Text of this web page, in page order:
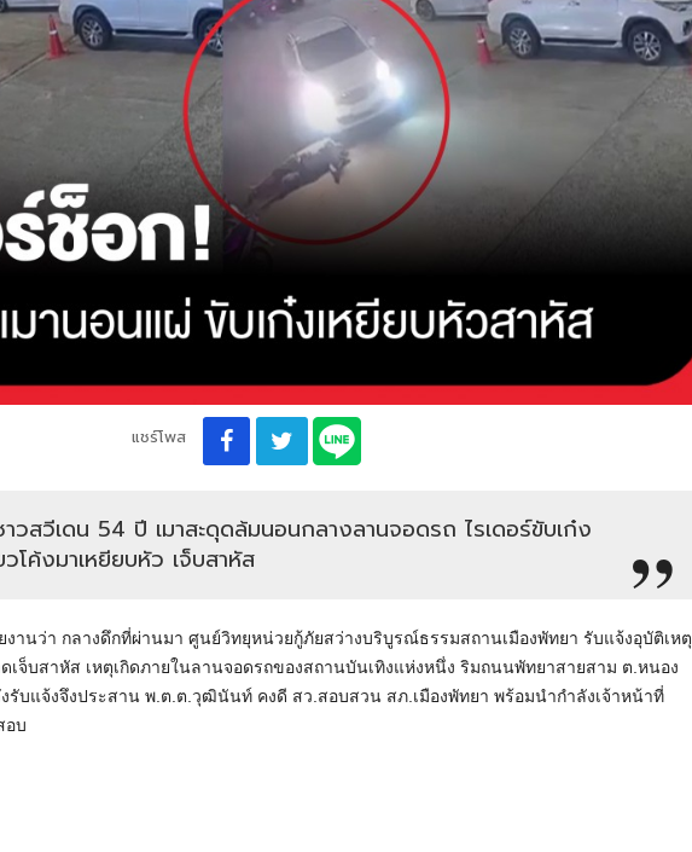
แชร์โพส
วสวีเดน 54 ปี เมาสะดุดล้มนอนกลางลานจอดรถ ไรเดอร์ขับเก๋ง
วโค้งมาเหยียบหัว เจ็บสาหัส
านว่า กลางดึกที่ผ่านมา ศูนย์วิทยุหน่วยกู้ภัยสว่างบริบูรณ์ธรรมสถานเมืองพัทยา รับแจ้งอุบัติเหตุ
เจ็บสาหัส เหตุเกิดภายในลานจอดรถของสถานบันเทิงแห่งหนึ่ง ริมถนนพัทยาสายสาม ต.หนอง
รับแจ้งจึงประสาน พ.ต.ต.วุฒินันท์ คงดี สว.สอบสวน สภ.เมืองพัทยา พร้อมนำกำลังเจ้าหน้าที่
อบ